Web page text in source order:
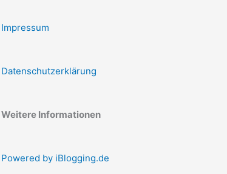
Impressum
Datenschutzerklärung
Weitere Informationen
Powered by iBlogging.de